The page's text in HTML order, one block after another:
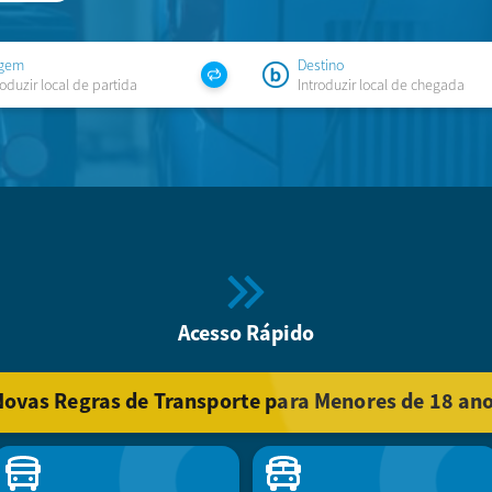
Destino
Acesso Rápido
Regras de Transporte para Menores de 18